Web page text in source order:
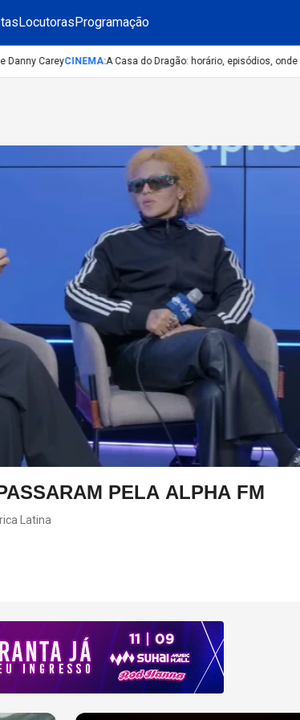
LocutorasProgramação
CareyCINEMA:A Casa do Dragão: horário, episódios, onde
PELA ALPHA FM
Latina